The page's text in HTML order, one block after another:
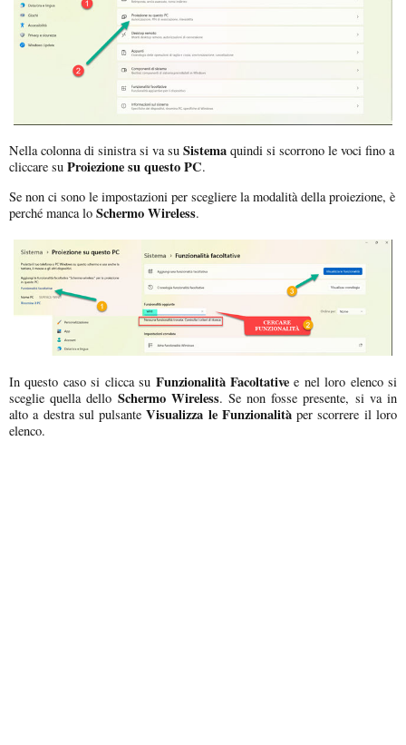
Nella colonna di sinistra si va su Sistema quindi si scorrono le voci fino a
cliccare su Proiezione su questo PC.
Se non ci sono le impostazioni per scegliere la modalità della proiezione, è
perché manca lo Schermo Wireless.
In questo caso si clicca su Funzionalità Facoltativee nel loro elenco si
sceglie quella dello Schermo Wireless. Se non fosse presente, si va in
alto a destra sul pulsanteVisualizza le Funzionalitàper scorrere il loro
elenco.